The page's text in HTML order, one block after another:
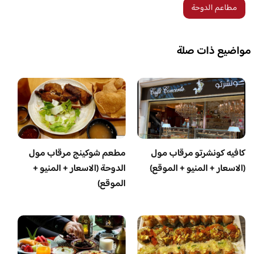
مطاعم الدوحة
مواضيع ذات صلة
كافيه كونشرتو مرقاب مول
(الاسعار + المنيو + الموقع)
مطعم شوكينج مرقاب مول
الدوحة (الاسعار + المنيو +
الموقع)